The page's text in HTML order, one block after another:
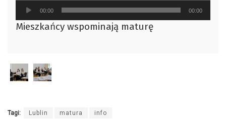
Odtwarzacz
plików
dźwiękowych
00:00 00:00
Mieszkańcy wspominają maturę
Tagi: Lublin matura info